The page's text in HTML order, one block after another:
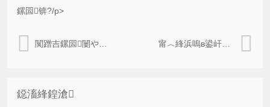
鏍囩锛?/p>
闃蹭吉鏍囩闄や簡闃蹭吉杩樻湁鍝簺寮哄ぇ鍔熻兘 甯︿綘浜嗚в鍙屽眰闃蹭吉鏍囩鏈夊摢浜涚嫭鐗逛箣澶?/a>
鐚滀綘鍠滄